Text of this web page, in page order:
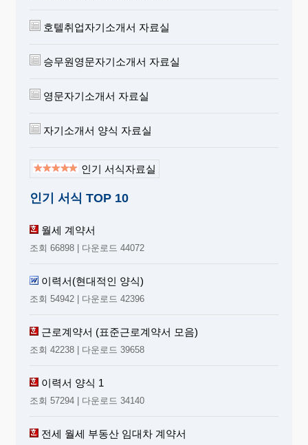
호텔취업자기소개서 자료실
승무원영문자기소개서 자료실
영문자기소개서 자료실
자기소개서 양식 자료실
인기 서식자료실
인기 서식 TOP 10
월세 계약서
조회 66898 | 다운로드 44072
이력서(현대적인 양식)
조회 54942 | 다운로드 42396
근로계약서 (표준근로계약서 모음)
조회 42238 | 다운로드 39658
이력서 양식 1
조회 57294 | 다운로드 34140
전세 월세 부동산 임대차 계약서